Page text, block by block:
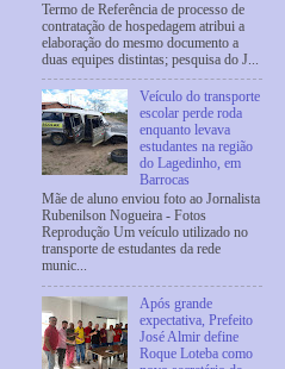
Termo de Referência de processo de
contratação de hospedagem atribui a
elaboração do mesmo documento a
duas equipes distintas; pesquisa do J...
Veículo do transporte
escolar perde roda
enquanto levava
estudantes na região
do Lagedinho, em
Barrocas
Mãe de aluno enviou foto ao Jornalista
Rubenilson Nogueira - Fotos
Reprodução Um veículo utilizado no
transporte de estudantes da rede
munic...
Após grande
expectativa, Prefeito
José Almir define
Roque Loteba como